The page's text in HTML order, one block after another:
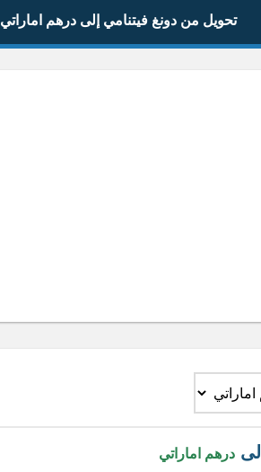
تحويل من دونغ فيتنامي إلى درهم اماراتي
إلى درهم اماراتي